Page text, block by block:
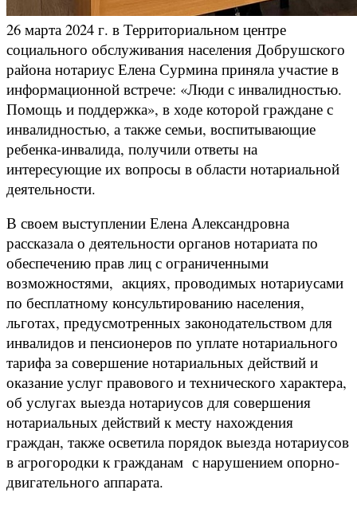
26 марта 2024 г. в Территориальном центре
социального обслуживания населения Добрушского
района нотариус Елена Сурмина приняла участие в
информационной встрече: «Люди с инвалидностью.
Помощь и поддержка», в ходе которой граждане с
инвалидностью, а также семьи, воспитывающие
ребенка-инвалида, получили ответы на
интересующие их вопросы в области нотариальной
деятельности.
В своем выступлении Елена Александровна
рассказала о деятельности органов нотариата по
обеспечению прав лиц с ограниченными
возможностями, акциях, проводимых нотариусами
по бесплатному консультированию населения,
льготах, предусмотренных законодательством для
инвалидов и пенсионеров по уплате нотариального
тарифа за совершение нотариальных действий и
оказание услуг правового и технического характера,
об услугах выезда нотариусов для совершения
нотариальных действий к месту нахождения
граждан, также осветила порядок выезда нотариусов
в агрогородки к гражданам с нарушением опорно-
двигательного аппарата.